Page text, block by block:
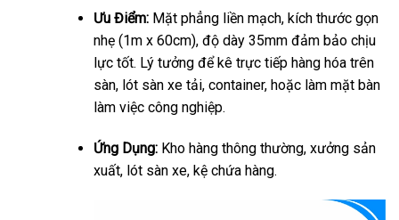
Ưu Điểm:Mặt phẳng liền mạch, kích thước gọn
nhẹ (1m x 60cm), độ dày 35mm đảm bảo chịu
lực tốt. Lý tưởng để kê trực tiếp hàng hóa trên
sàn, lót sàn xe tải, container, hoặc làm mặt bàn
làm việc công nghiệp.
Ứng Dụng:Kho hàng thông thường, xưởng sản
xuất, lót sàn xe, kệ chứa hàng.